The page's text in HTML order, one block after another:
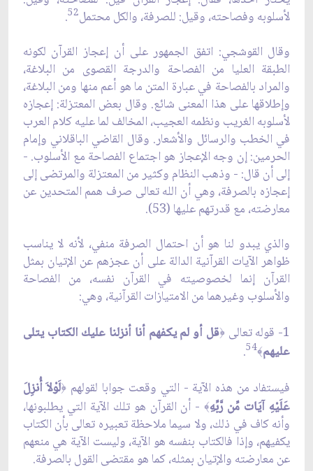
لأسلوبه وفصاحته، وقيل: للصرفة، والكل محتمل52
.
وقال القوشجي: اتفق الجمهور على أن إعجاز القرآن لكونه
الطبقة العليا من الفصاحة والدرجة القصوى من البلاغة،
والمراد بالفصاحة في عبارة المتن ما هو أعم منها ومن البلاغة،
وإطلاقها على هذا المعنى شائع. وقال بعض المعتزلة: إعجازه
لأسلوبه الغريب ونظمه العجيب، المخالف لما عليه كلام العرب
في الخطب والرسائل والأشعار. وقال القاضي الباقلاني وإمام
الحرمين: إن وجه الإعجاز هو اجتماع الفصاحة مع الأسلوب. -
إلى أن قال: - وذهب النظام وكثير من المعتزلة والمرتضى إلى
إعجازه بالصرفة، وهي أن الله تعالى صرف همم المتحدين عن
معارضته، مع قدرتهم عليها (53).
والذي يبدو لنا هو أن احتمال الصرفة منفي، لأنه لا يناسب
ظواهر الآيات القرآنية الدالة على أن عجزهم عن الإتيان بمثل
القرآن إنما لخصوصيته في القرآن نفسه، من الفصاحة
والأسلوب وغيرهما من الامتيازات القرآنية، وهي:
1- قوله تعالى
﴿قل أو لم يكفهم أنا أنزلنا عليك الكتاب يتلى
عليهم﴾54
.
فيستفاد من هذه الآية - التي وقعت جوابا لقولهم ﴿لَوْلاَ أُنزِلَ
عَلَيْهِ آيَات مِّن رَّبِّه﴾- أن القرآن هو تلك الآية التي يطلبونها،
وأنه كاف في ذلك، ولا سيما ملاحظة تعبيره تعالى بأن الكتاب
يكفيهم، وإذا فالكتاب بنفسه هو الآية، وليست الآية هي منعهم
عن معارضته والإتيان بمثله، كما هو مقتضى القول بالصرفة.